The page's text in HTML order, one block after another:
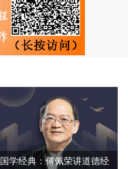
国学经典：傅佩荣讲道德经